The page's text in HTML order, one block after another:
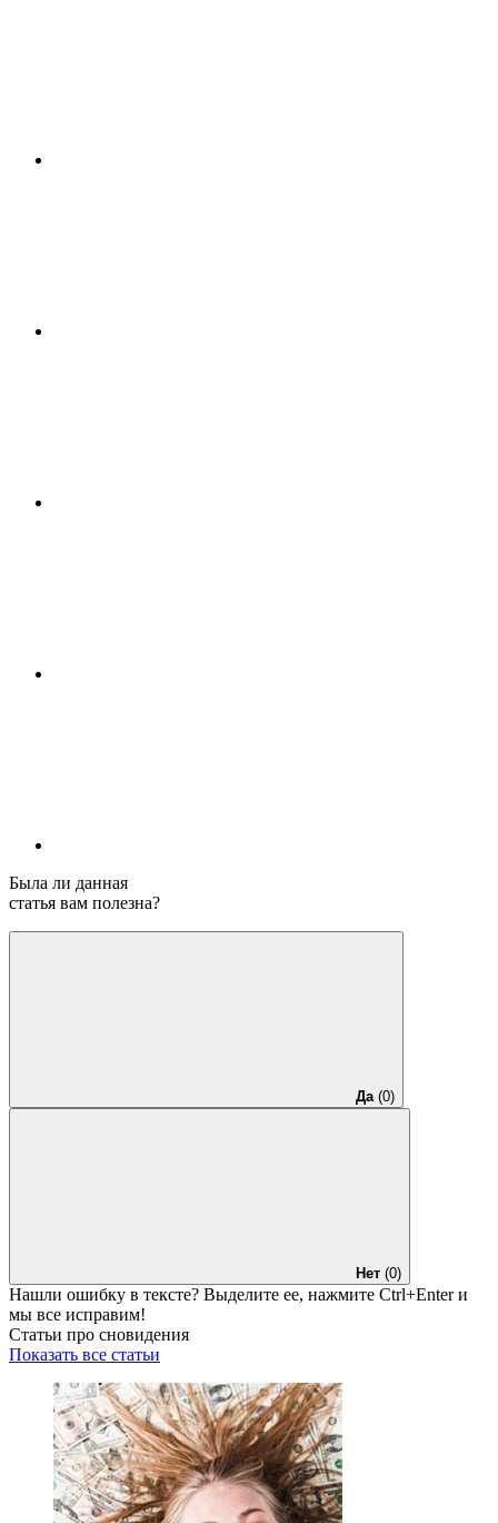
Была ли данная
статья вам полезна?
Да (0)
Нет (0)
Нашли ошибку в тексте? Выделите ее, нажмите Ctrl+Enterи
мы все исправим!
Статьи про сновидения
Показать все статьи